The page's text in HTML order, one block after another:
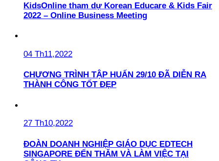
KidsOnline tham dự Korean Educare & Kids Fair
2022 – Online Business Meeting
04 Th11,2022
CHƯƠNG TRÌNH TẬP HUẤN 29/10 ĐÃ DIỄN RA
THÀNH CÔNG TỐT ĐẸP
27 Th10,2022
ĐOÀN DOANH NGHIỆP GIÁO DỤC EDTECH
SINGAPORE ĐẾN THĂM VÀ LÀM VIỆC TẠI